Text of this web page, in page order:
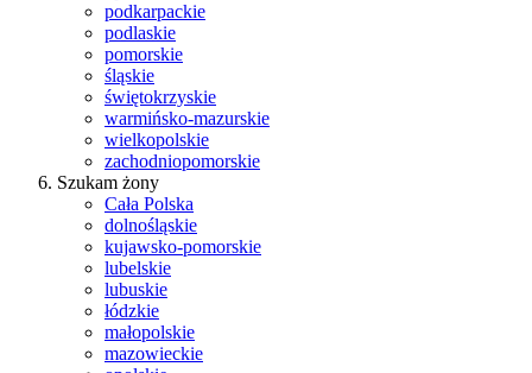
podkarpackie
podlaskie
pomorskie
śląskie
świętokrzyskie
warmińsko-mazurskie
wielkopolskie
zachodniopomorskie
Szukam żony
Cała Polska
dolnośląskie
kujawsko-pomorskie
lubelskie
lubuskie
łódzkie
małopolskie
mazowieckie